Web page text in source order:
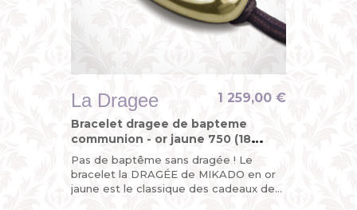
La Dragee
Bracelet dragee de bapteme
communion - or jaune 750 (18
carats)
Pas de baptême sans dragée ! Le
bracelet la DRAGÉE de MIKADO en or
jaune est le classique des cadeaux de
1 259,00 €